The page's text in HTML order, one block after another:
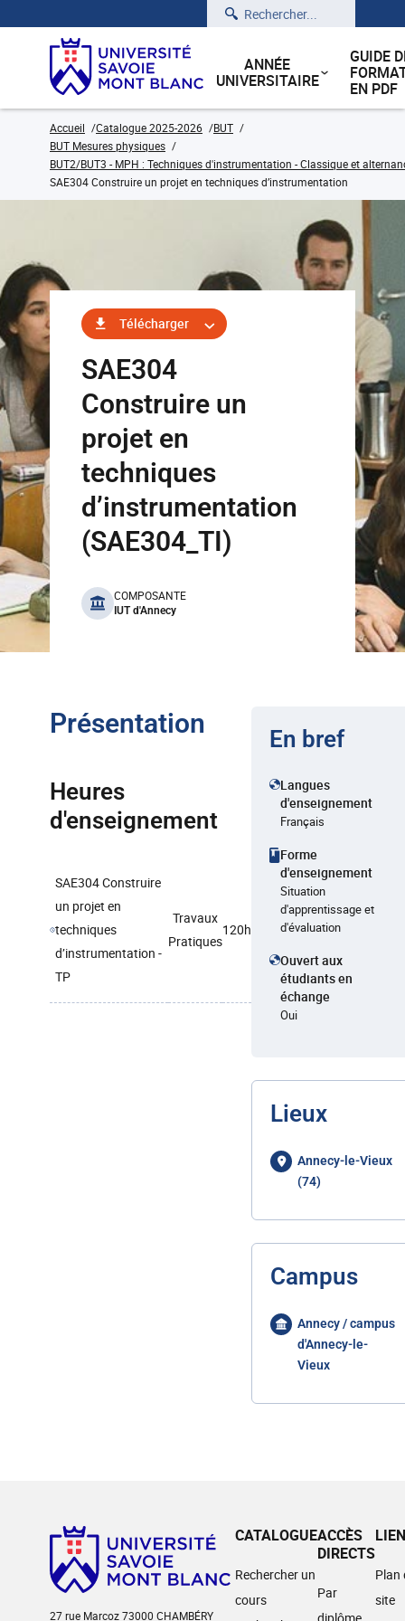
Rechercher
ANNÉE
UNIVERSITAIRE
GUIDE
EN PDF
Accueil Catalogue 2025-2026
BUT
BUT Mesures physiques
BUT2/BUT3 - MPH : Techniques d'instrumentation - Classique et
SAE304 Construire un projet en techniques d’instrumentation
Télécharger
SAE304
Construire un
projet en
techniques
d’instrumentation
(SAE304_TI)
benefits
COMPOSANTE
IUT d'Annecy
Présentation
Heures
d'enseignement
SAE304 Construire
un projet en
techniques
d’instrumentation -
TP
Travaux
Pratiques
120h
En bref
Langues
d'enseignement
Français
Forme
d'enseignement
Situation
d'apprentissage et
d'évaluation
Ouvert aux
étudiants en
échange
Oui
Lieux
Annecy-le-Vieux
(74)
Campus
Annecy / campus
d'Annecy-le-
Vieux
27 rue Marcoz 73000 CHAMBÉRY
CATALOGUE
Rechercher un
cours
ACCÈS
DIRECTS
Par
Plan
site